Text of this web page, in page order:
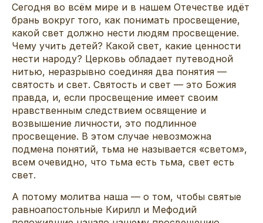
Сегодня во всём мире и в нашем Отечестве идёт
брань вокруг того, как понимать просвещение,
какой свет должно нести людям просвещение.
Чему учить детей? Какой свет, какие ценности
нести народу? Церковь обладает путеводной
нитью, неразрывно соединяя два понятия —
святость и свет. Святость и свет — это Божия
правда, и, если просвещение имеет своим
нравственным следствием освящение и
возвышение личности, это подлинное
просвещение. В этом случае невозможна
подмена понятий, тьма не называется «светом»,
всем очевидно, что тьма есть тьма, свет есть
свет.
А потому молитва наша — о том, чтобы святые
равноапостольные Кирилл и Мефодий